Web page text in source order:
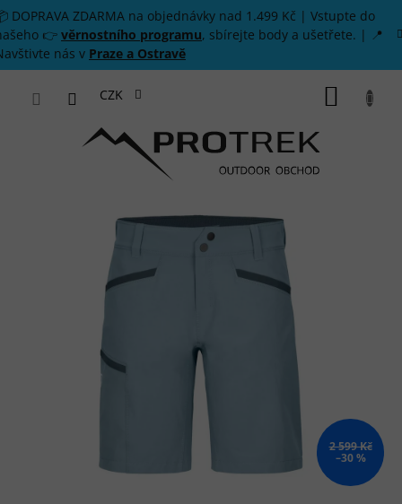
Přejít na obsah
DOPRAVA ZDARMA na objednávky nad 1.499 Kč | Vstupte do
👉 věrnostního programu, sbírejte body a ušetřete. | 📍
nás v Praze a Ostravě
CZK
2 599 Kč
–30 %